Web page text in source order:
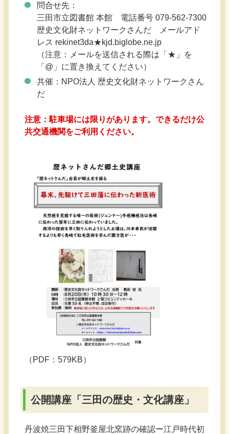
問合せ先：
三田市立図書館 本館 電話番号 079-562-7300
歴史文化財ネットワークさんだ メールアド
レス rekinet3da★kjd.biglobe.ne.jp
（注意：メールを送信される際は「★」を
「@」に置き換えてください）
共催：NPO法人 歴史文化財ネットワークさん
だ
注意：駐車場には限りがあります。できるだけ公
共交通機関をご利用ください。
（PDF：579KB）
公開講座「三田の歴史・文化講座」
丹波焼三田下相野釜屋北窯跡の確認ー江戸時代初